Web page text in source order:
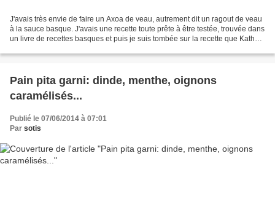
J'avais très envie de faire un Axoa de veau, autrement dit un ragout de veau
à la sauce basque. J'avais une recette toute prête à être testée, trouvée dans
un livre de recettes basques et puis je suis tombée sur la recette que Kathy
Pain pita garni: dinde, menthe, oignons
caramélisés...
Publié le 07/06/2014 à 07:01
Par sotis